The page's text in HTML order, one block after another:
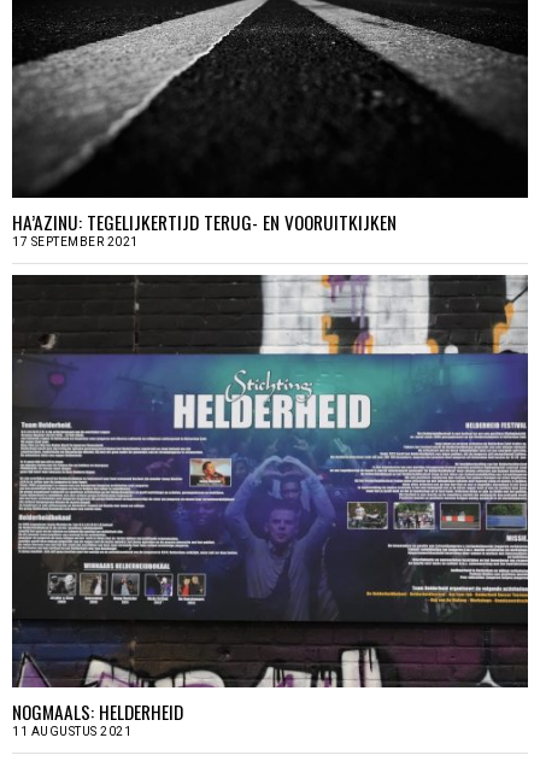
HA’AZINU: TEGELIJKERTIJD TERUG- EN VOORUITKIJKEN
17 SEPTEMBER 2021
NOGMAALS: HELDERHEID
11 AUGUSTUS 2021